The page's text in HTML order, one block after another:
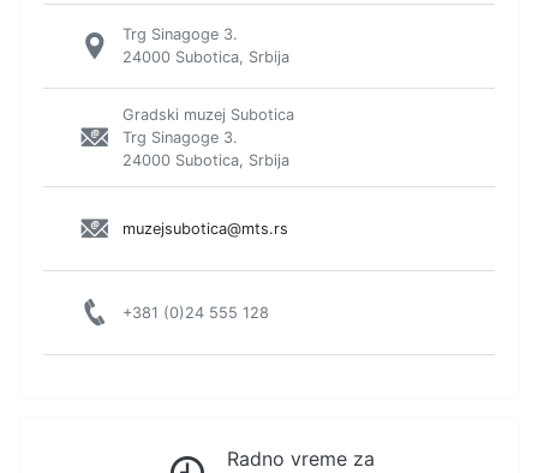
Trg Sinagoge 3.
24000 Subotica, Srbija
Gradski muzej Subotica
Trg Sinagoge 3.
24000 Subotica, Srbija
muzejsubotica@mts.rs
+381 (0)24 555 128
Radno vreme za